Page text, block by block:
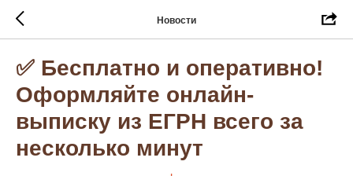
Новости
✅ Бесплатно и оперативно!
Оформляйте онлайн-
выписку из ЕГРН всего за
несколько минут